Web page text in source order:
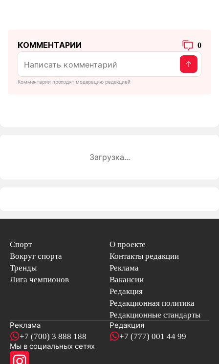
КОММЕНТАРИИ 0
Комментарии проходят модерацию редакцией
Загрузка...
Спорт
Вокруг спорта
Тренды
Лига чемпионов
О проекте
Контакты редакции
Реклама
Вакансии
Редакция
Редакционная политика
Редакционные стандарты
Реклама
+7 (700) 3 888 188
Редакция
+7 (777) 001 44 99
Мы в социальных сетях